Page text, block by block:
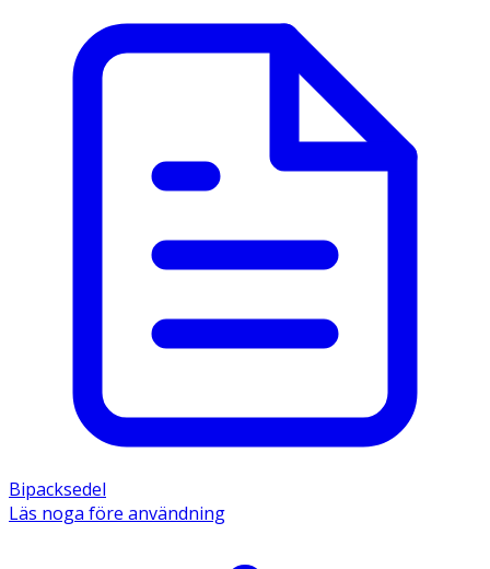
Bipacksedel
Läs noga före användning